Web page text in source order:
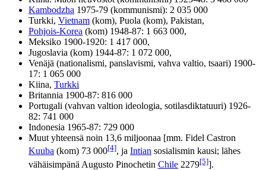
Kambodzha 1975-79 (kommunismi): 2 035 000
Turkki, Vietnam (kom), Puola (kom), Pakistan,
Pohjois-Korea (kom) 1948-87: 1 663 000,
Meksiko 1900-1920: 1 417 000,
Jugoslavia (kom) 1944-87: 1 072 000,
Venäjä (nationalismi, panslavismi, vahva valtio, tsaari) 1900-
17: 1 065 000
Kiina, Turkki
Britannia 1900-87: 816 000
Portugali (vahvan valtion ideologia, sotilasdiktatuuri) 1926-
82: 741 000
Indonesia 1965-87: 729 000
Muut yhteensä noin 13,6 miljoonaa [mm. Fidel Castron
Kuuba (kom) 73 000[4], ja Intian sosialismin kausi; lähes
vähäisimpänä Augusto Pinochetin Chile 2279[5]].